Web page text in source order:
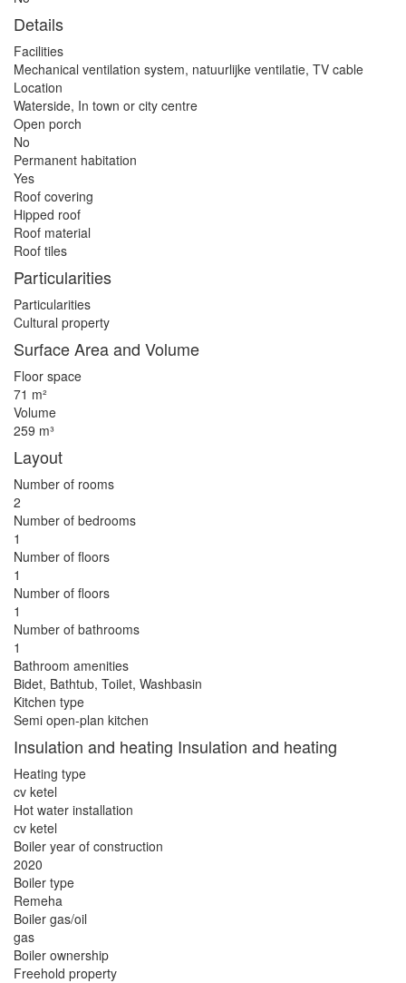
Details
Facilities
Mechanical ventilation system, natuurlijke ventilatie, TV cable
Location
Waterside, In town or city centre
Open porch
No
Permanent habitation
Yes
Roof covering
Hipped roof
Roof material
Roof tiles
Particularities
Particularities
Cultural property
Surface Area and Volume
Floor space
71 m²
Volume
259 m³
Layout
Number of rooms
2
Number of bedrooms
1
Number of floors
1
Number of floors
1
Number of bathrooms
1
Bathroom amenities
Bidet, Bathtub, Toilet, Washbasin
Kitchen type
Semi open-plan kitchen
Insulation and heating Insulation and heating
Heating type
cv ketel
Hot water installation
cv ketel
Boiler year of construction
2020
Boiler type
Remeha
Boiler gas/oil
gas
Boiler ownership
Freehold property